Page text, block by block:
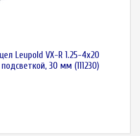
Leupold VX-R 1.25-4x20
30 мм (111230)